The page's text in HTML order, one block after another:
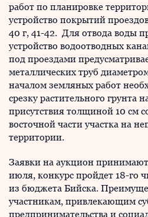
работ по планировке
устройство покрытий
40 г, 41-42. Для отвода воды
устройство водоотводных
под проездами
металлических труб
началом земляных работ
срезку растительного грунта
присутствия толщиной 10 см
восточной части участка на
территории.
Заявки на аукцион
июля, конкурс пройдет 18-го
из бюджета Бийска.
участникам, привлекающим
предпринимательства и